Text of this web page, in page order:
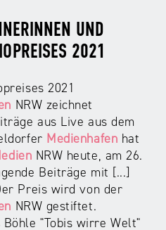
UND
2021
2021
NRW zeichnet
aus Live aus dem
Medienhafen hat
NRW heute, am 26.
Beiträge mit [...]
Preis wird von der
NRW gestiftet.
Böhle "Tobis wirre Welt"